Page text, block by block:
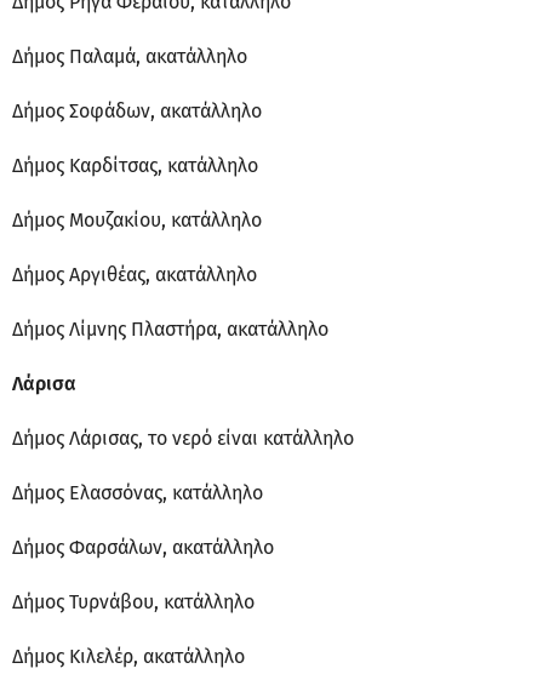
Δήμος Παλαμά, ακατάλληλο
Δήμος Σοφάδων, ακατάλληλο
Δήμος Καρδίτσας, κατάλληλο
Δήμος Μουζακίου, κατάλληλο
Δήμος Αργιθέας, ακατάλληλο
Δήμος Λίμνης Πλαστήρα, ακατάλληλο
Λάρισα
Δήμος Λάρισας, το νερό είναι κατάλληλο
Δήμος Ελασσόνας, κατάλληλο
Δήμος Φαρσάλων, ακατάλληλο
Δήμος Τυρνάβου, κατάλληλο
Δήμος Κιλελέρ, ακατάλληλο